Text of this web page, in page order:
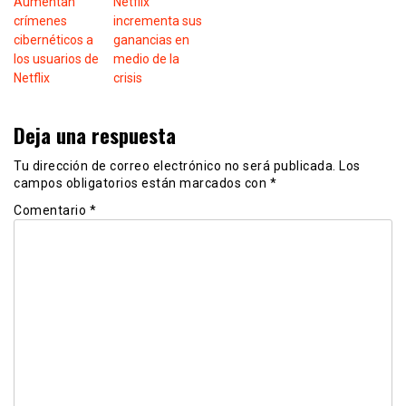
crímenes
cibernéticos a
los usuarios de
Netflix
incrementa sus
ganancias en
medio de la
crisis
Deja una respuesta
Tu dirección de correo electrónico no será publicada. Los
campos obligatorios están marcados con *
Comentario *